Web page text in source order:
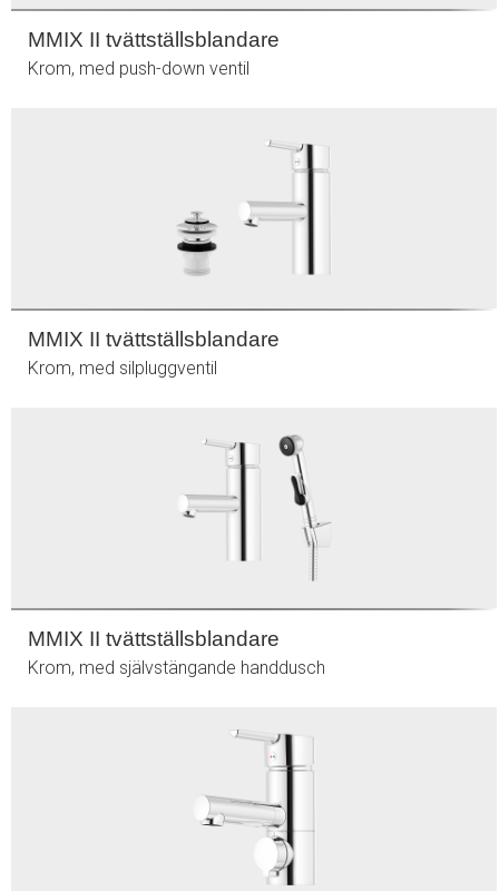
MMIX II tvättställsblandare
Krom, med push-down ventil
MMIX II tvättställsblandare
Krom, med silpluggventil
MMIX II tvättställsblandare
Krom, med självstängande handdusch